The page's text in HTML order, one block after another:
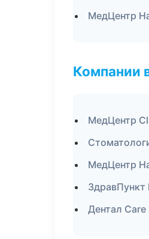
МедЦентр
Компании
МедЦентр
МедЦентр
Дентал